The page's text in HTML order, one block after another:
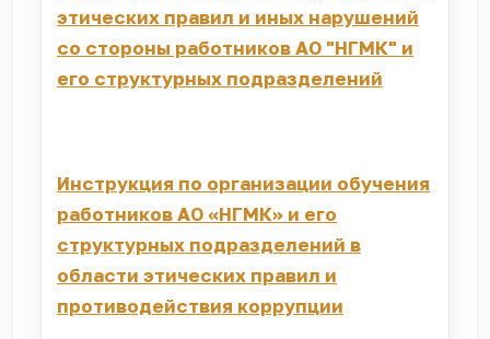
этических правил и иных нарушений
со стороны работников АО "НГМК" и
его структурных подразделений
Инструкция по организации обучения
работников АО «НГМК» и его
структурных подразделений в
области этических правил и
противодействия коррупции